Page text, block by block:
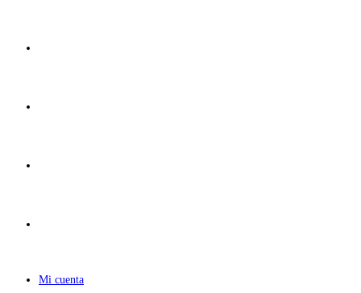
Mi cuenta